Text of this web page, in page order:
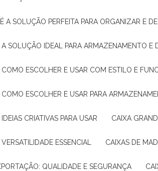
A SOLUÇÃO PERFEITA PARA ORGANIZAR E
A SOLUÇÃO IDEAL PARA ARMAZENAMENTO E
COMO ESCOLHER E USAR COM ESTILO E
COMO ESCOLHER E USAR PARA
CRIATIVAS PARA USAR CAIXA
ESSENCIAL CAIXAS DE
QUALIDADE E SEGURANÇA